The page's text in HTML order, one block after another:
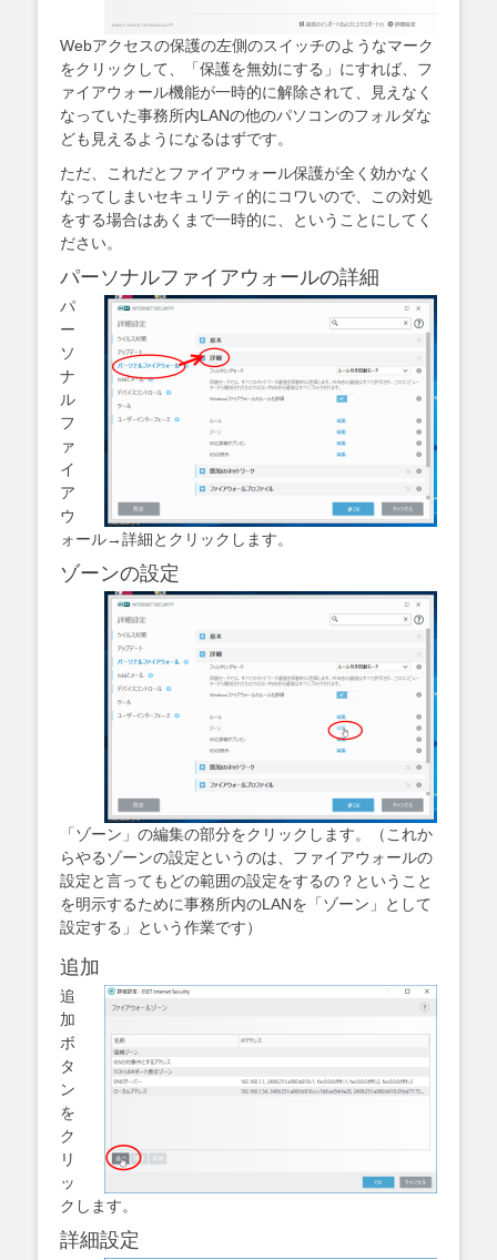
Webアクセスの保護の左側のスイッチのようなマーク
をクリックして、「保護を無効にする」にすれば、フ
ァイアウォール機能が一時的に解除されて、見えなく
なっていた事務所内LANの他のパソコンのフォルダな
ども見えるようになるはずです。
ただ、これだとファイアウォール保護が全く効かなく
なってしまいセキュリティ的にコワいので、この対処
をする場合はあくまで一時的に、ということにしてく
ださい。
パーソナルファイアウォールの詳細
パ
ー
ソ
ナ
ル
フ
ァ
イ
ア
ウ
ォール→詳細とクリックします。
ゾーンの設定
「ゾーン」の編集の部分をクリックします。（これか
らやるゾーンの設定というのは、ファイアウォールの
設定と言ってもどの範囲の設定をするの？ということ
を明示するために事務所内のLANを「ゾーン」として
設定する」という作業です）
追加
追
加
ボ
タ
ン
を
ク
リ
ッ
クします。
詳細設定